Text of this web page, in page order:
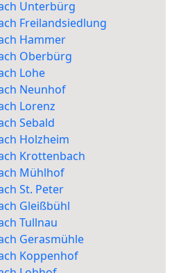
Unterbürg
Freilandsiedlung
Hammer
Oberbürg
Lohe
Neunhof
Lorenz
Sebald
Holzheim
Krottenbach
Mühlhof
St. Peter
Gleißbühl
Tullnau
Gerasmühle
Koppenhof